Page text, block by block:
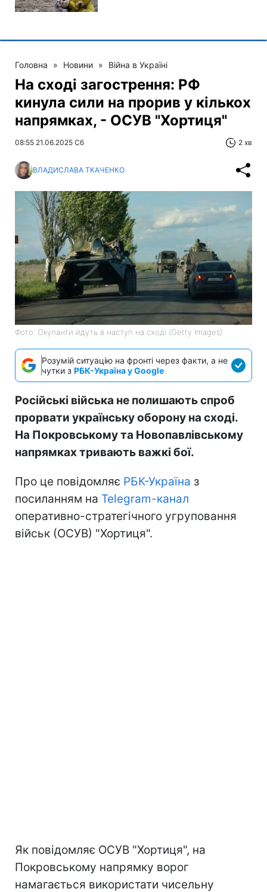
Головна » Новини » Війна в Україні
На сході загострення: РФ
кинула сили на прорив у кількох
напрямках, - ОСУВ "Хортиця"
08:55 21.06.2025 Сб 2 хв
ВЛАДИСЛАВА ТКАЧЕНКО
Фото: Окупанти йдуть в наступ на сході (Getty Images)
Розумій ситуацію на фронті через факти, а не
чутки з РБК-Україна у Google
Російські війська не полишають спроб
прорвати українську оборону на сході.
На Покровському та Новопавлівському
напрямках тривають важкі бої.
Про це повідомляє РБК-Україна з
посиланням на Telegram-канал
оперативно-стратегічного угруповання
військ (ОСУВ) "Хортиця".
Як повідомляє ОСУВ "Хортиця", на
Покровському напрямку ворог
намагається використати чисельну